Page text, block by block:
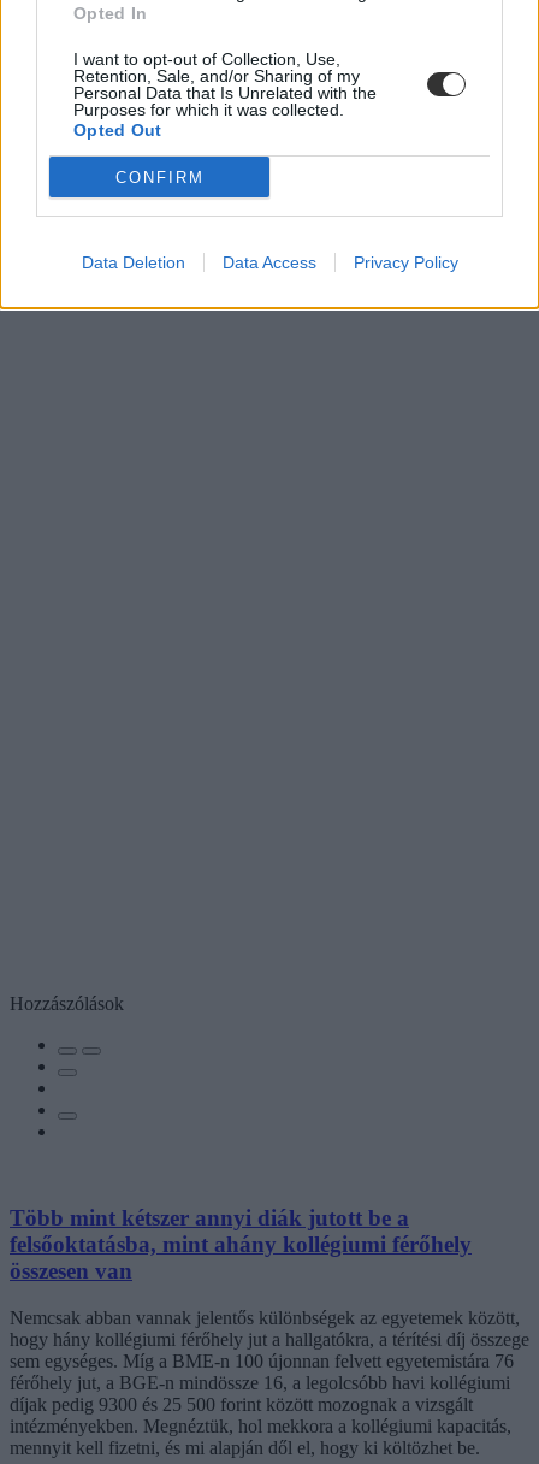
Opted In
I want to opt-out of Collection, Use,
Retention, Sale, and/or Sharing of my
Personal Data that Is Unrelated with the
Purposes for which it was collected.
Opted Out
CONFIRM
Data Deletion Data Access Privacy Policy
Hozzászólások
Több mint kétszer annyi diák jutott be a
felsőoktatásba, mint ahány kollégiumi férőhely
összesen van
Nemcsak abban vannak jelentős különbségek az egyetemek között,
hogy hány kollégiumi férőhely jut a hallgatókra, a térítési díj összege
sem egységes. Míg a BME-n 100 újonnan felvett egyetemistára 76
férőhely jut, a BGE-n mindössze 16, a legolcsóbb havi kollégiumi
díjak pedig 9300 és 25 500 forint között mozognak a vizsgált
intézményekben. Megnéztük, hol mekkora a kollégiumi kapacitás,
mennyit kell fizetni, és mi alapján dől el, hogy ki költözhet be.